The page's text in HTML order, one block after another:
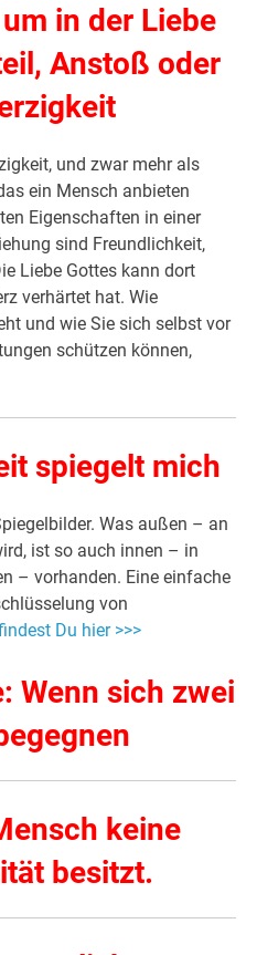
in der Liebe
Anstoß oder
und zwar mehr als
ein Mensch anbieten
Eigenschaften in einer
sind Freundlichkeit,
Liebe Gottes kann dort
verhärtet hat. Wie
und wie Sie sich selbst vor
schützen können,
spiegelt mich
Was außen – an
ist so auch innen – in
– vorhanden. Eine einfache
von
Du hier >>>
Wenn sich zwei
keine
besitzt.